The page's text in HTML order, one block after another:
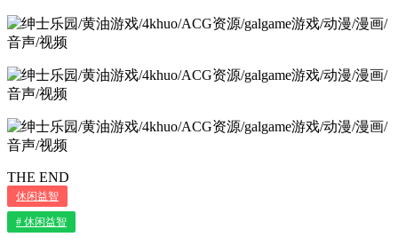
THE END
休闲益智
# 休闲益智